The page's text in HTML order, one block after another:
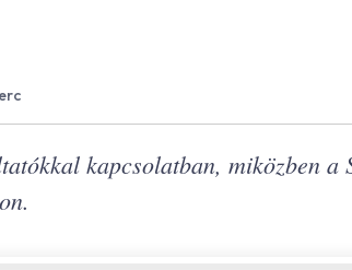
kapcsolatban, miközben a